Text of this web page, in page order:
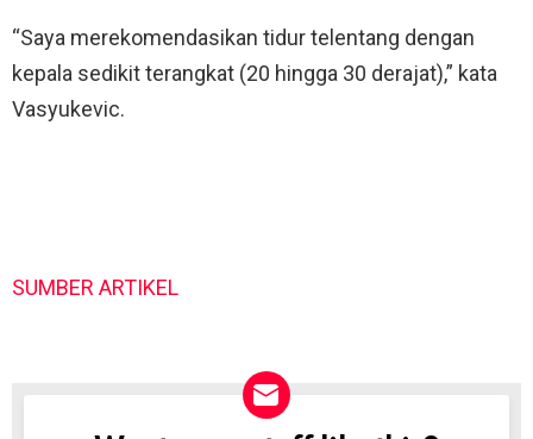
“Saya merekomendasikan tidur telentang dengan
kepala sedikit terangkat (20 hingga 30 derajat),” kata
Vasyukevic.
SUMBER ARTIKEL